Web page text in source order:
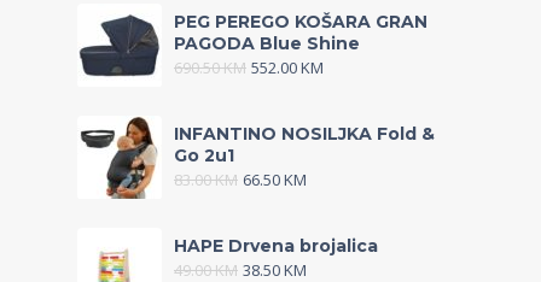
PEG PEREGO KOŠARA GRAN
PAGODA Blue Shine
690.50KM 552.00KM
INFANTINO NOSILJKA Fold &
Go 2u1
83.00KM 66.50KM
HAPE Drvena brojalica
49.00KM 38.50KM